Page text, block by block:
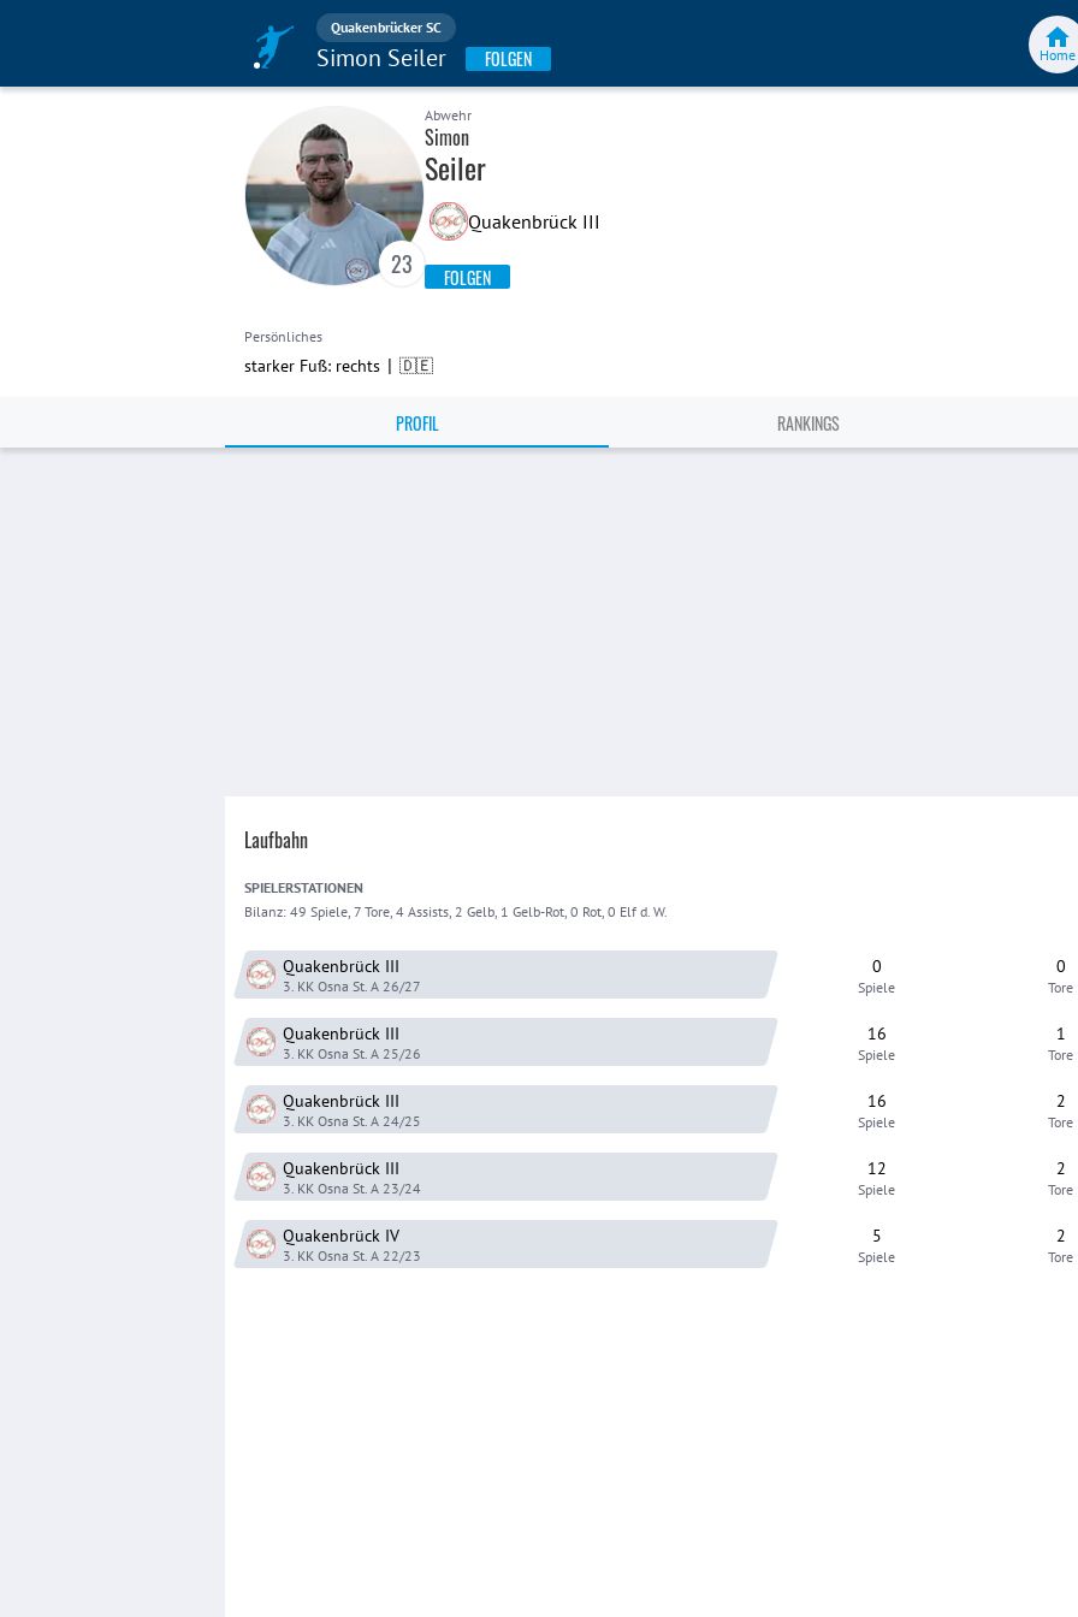
Quakenbrücker SC
Simon Seiler FOLGEN Home
23
Abwehr
Simon
Seiler
Quakenbrück III
FOLGEN
Persönliches
starker Fuß: rechts | 🇩🇪
PROFIL RANKINGS
Laufbahn
SPIELERSTATIONEN
Bilanz: 49 Spiele, 7 Tore, 4 Assists, 2 Gelb, 1 Gelb-Rot, 0 Rot, 0 Elf d. W.
Quakenbrück III
3. KK Osna St. A 26/27
0
Spiele
0
Tore
Quakenbrück III
3. KK Osna St. A 25/26
16
Spiele
1
Tore
Quakenbrück III
3. KK Osna St. A 24/25
16
Spiele
2
Tore
Quakenbrück III
3. KK Osna St. A 23/24
12
Spiele
2
Tore
Quakenbrück IV
3. KK Osna St. A 22/23
5
Spiele
2
Tore